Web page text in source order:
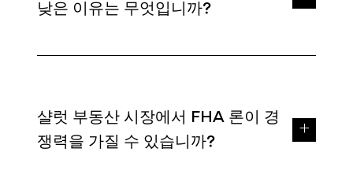
낮은 이유는 무엇입니까?
샬럿 부동산 시장에서 FHA 론이 경
쟁력을 가질 수 있습니까?